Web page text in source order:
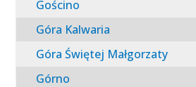
Gościno
Góra Kalwaria
Góra Świętej Małgorzaty
Górno